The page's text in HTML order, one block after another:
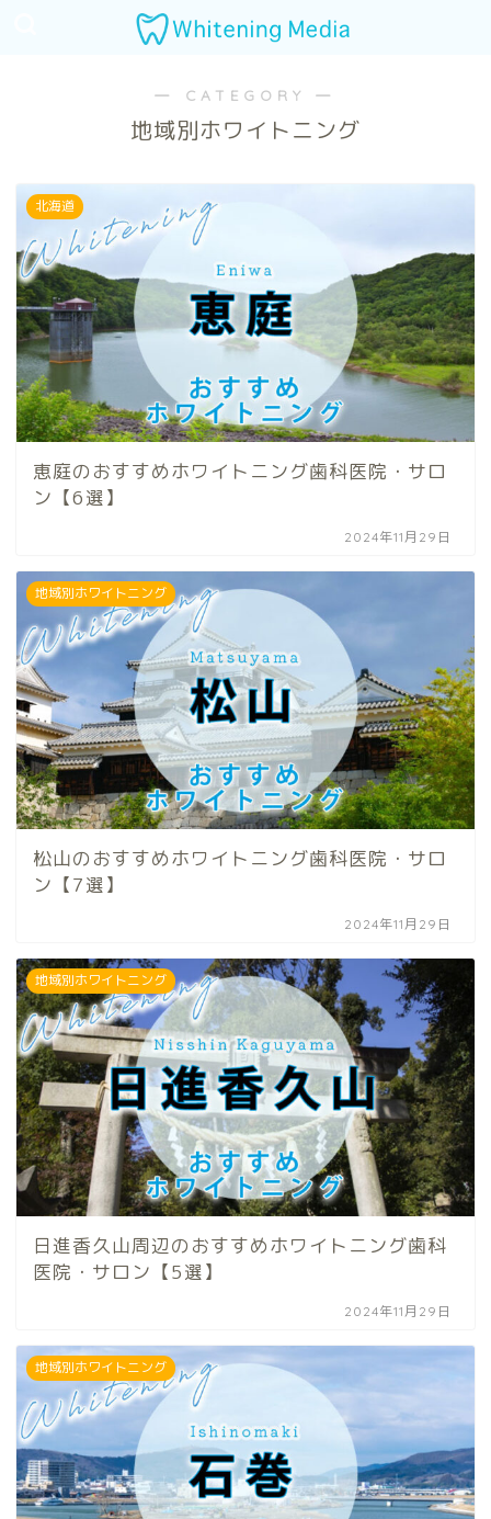
― CATEGORY ―
地域別ホワイトニング
北海道
恵庭のおすすめホワイトニング歯科医院・サロ
ン【6選】
2024年11月29日
地域別ホワイトニング
松山のおすすめホワイトニング歯科医院・サロ
ン【7選】
2024年11月29日
地域別ホワイトニング
日進香久山周辺のおすすめホワイトニング歯科
医院・サロン【5選】
2024年11月29日
地域別ホワイトニング